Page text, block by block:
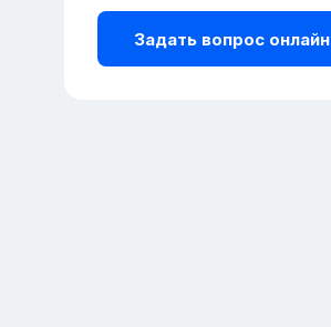
Задать вопрос онлайн